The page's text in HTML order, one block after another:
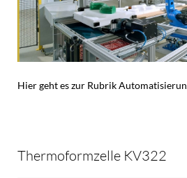
Hier geht es zur Rubrik
Thermoformzelle KV322